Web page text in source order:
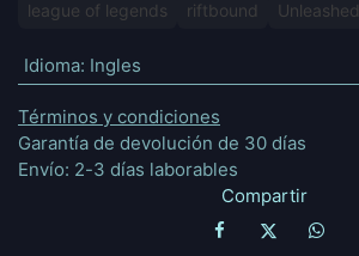
league of legends riftbound Unleashed
Idioma: Ingles
Términos y condiciones
Garantía de devolución de 30 días
Envío: 2-3 días laborables
Compartir